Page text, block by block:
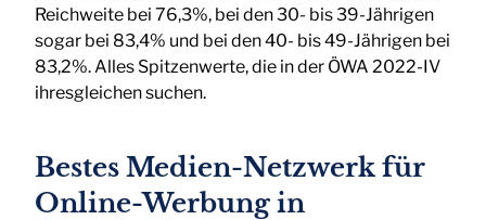
Reichweite bei 76,3%, bei den 30- bis 39-Jährigen
sogar bei 83,4% und bei den 40- bis 49-Jährigen bei
83,2%. Alles Spitzenwerte, die in der ÖWA 2022-IV
ihresgleichen suchen.
Bestes Medien-Netzwerk für
Online-Werbung in